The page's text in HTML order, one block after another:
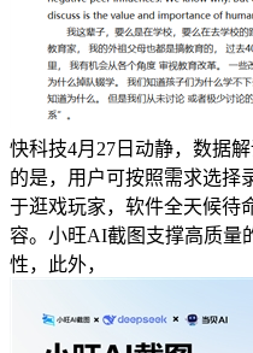
快科技4月27日动静，数据
的是，用户可按照需求选择
于逛戏玩家，软件全天候待
容。小旺AI截图支撑高质量
性，此外，